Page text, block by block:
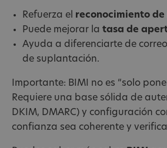
Refuerza el reconocimiento de
Puede mejorar la tasa de
Ayuda a diferenciarte de
de suplantación.
Importante: BIMI no es “solo
Requiere una base sólida de
DKIM, DMARC) y configuración
confianza sea coherente y